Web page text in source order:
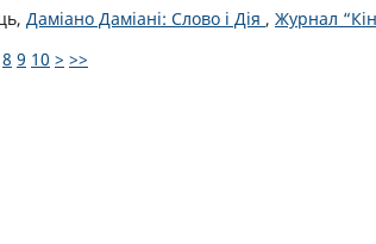
Даміано Даміані: Слово і Дія , Журнал
8 9 10 > >>